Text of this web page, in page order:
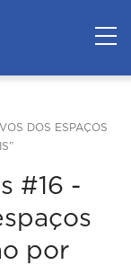
DOS ESPAÇOS
#16 -
por